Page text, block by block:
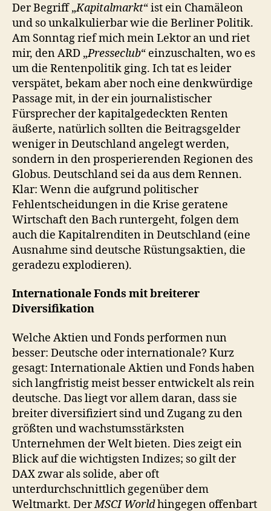
Der Begriff „Kapitalmarkt“ ist ein Chamäleon
und so unkalkulierbar wie die Berliner Politik.
Am Sonntag rief mich mein Lektor an und riet
mir, den ARD „Presseclub“ einzuschalten, wo es
um die Rentenpolitik ging. Ich tat es leider
verspätet, bekam aber noch eine denkwürdige
Passage mit, in der ein journalistischer
Fürsprecher der kapitalgedeckten Renten
äußerte, natürlich sollten die Beitragsgelder
weniger in Deutschland angelegt werden,
sondern in den prosperierenden Regionen des
Globus. Deutschland sei da aus dem Rennen.
Klar: Wenn die aufgrund politischer
Fehlentscheidungen in die Krise geratene
Wirtschaft den Bach runtergeht, folgen dem
auch die Kapitalrenditen in Deutschland (eine
Ausnahme sind deutsche Rüstungsaktien, die
geradezu explodieren).
Internationale Fonds mit breiterer
Diversifikation
Welche Aktien und Fonds performen nun
besser: Deutsche oder internationale? Kurz
gesagt: Internationale Aktien und Fonds haben
sich langfristig meist besser entwickelt als rein
deutsche. Das liegt vor allem daran, dass sie
breiter diversifiziert sind und Zugang zu den
größten und wachstumsstärksten
Unternehmen der Welt bieten. Dies zeigt ein
Blick auf die wichtigsten Indizes; so gilt der
DAX zwar als solide, aber oft
unterdurchschnittlich gegenüber dem
Weltmarkt. DerMSCI Worldhingegen offenbart